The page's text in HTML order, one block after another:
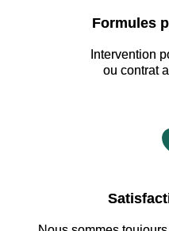
Formules
Intervention
ou contrat